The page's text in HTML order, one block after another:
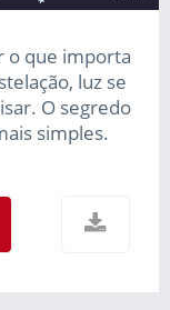
o que importa
luz se
O segredo
simples.